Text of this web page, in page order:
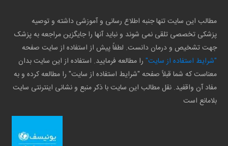
مطالب این سایت تنها جنبه اطلاع رسانی و آموزشی داشته و توصیه
پزشکی تخصصی تلقی نمی شوند و نباید آنها را جایگزین مراجعه به پزشک
جهت تشخیص و درمان دانست. لطفاً پیش از استفاده از سایت صفحه
"شرایط استفاده از سایت" را مطالعه فرمایید. استفاده از این سایت بدان
معناست که شما قبلاً صفحه "شرایط استفاده از سایت" را مطالعه کرده و به
مفاد آن واقفید. نقل مطالب این سایت با ذکر منبع و نشانی اینترنتی سایت
بلامانع است